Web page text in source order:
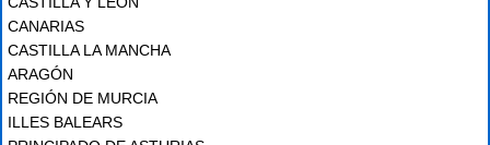
CANARIAS
CASTILLA LA MANCHA
ARAGÓN
REGIÓN DE MURCIA
ILLES BALEARS